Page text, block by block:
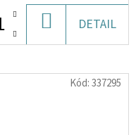
KOŠÍKU
DETAIL
Kód:337295